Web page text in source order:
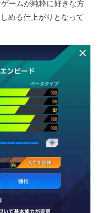
ームが純粋に好きな方
める仕上がりとなって